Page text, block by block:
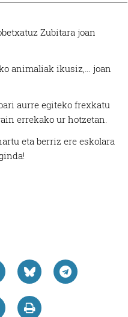
Zubitara joan
animaliak ikusiz,… joan
aurre egiteko frexkatu
errekako ur hotzetan.
eta berriz ere eskolara